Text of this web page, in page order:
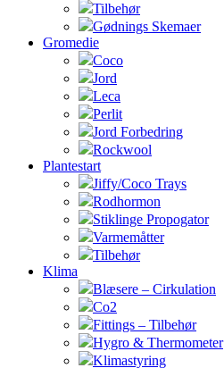
Tilbehør
Gødnings Skemaer
Gromedie
Coco
Jord
Leca
Perlit
Jord Forbedring
Rockwool
Plantestart
Jiffy/Coco Trays
Rodhormon
Stiklinge Propogator
Varmemåtter
Tilbehør
Klima
Blæsere – Cirkulation
Co2
Fittings – Tilbehør
Hygro & Thermometer
Klimastyring